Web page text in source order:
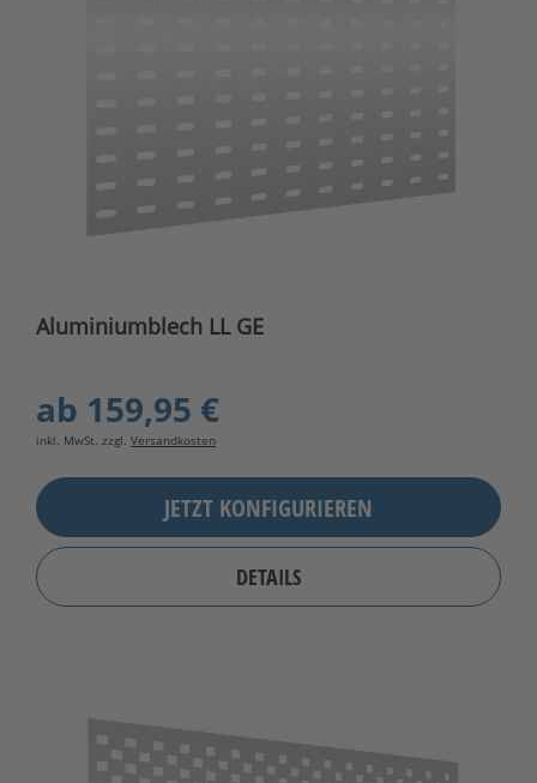
Aluminiumblech LL GE
ab 159,95 €
inkl. MwSt. zzgl. Versandkosten
JETZT KONFIGURIEREN
DETAILS